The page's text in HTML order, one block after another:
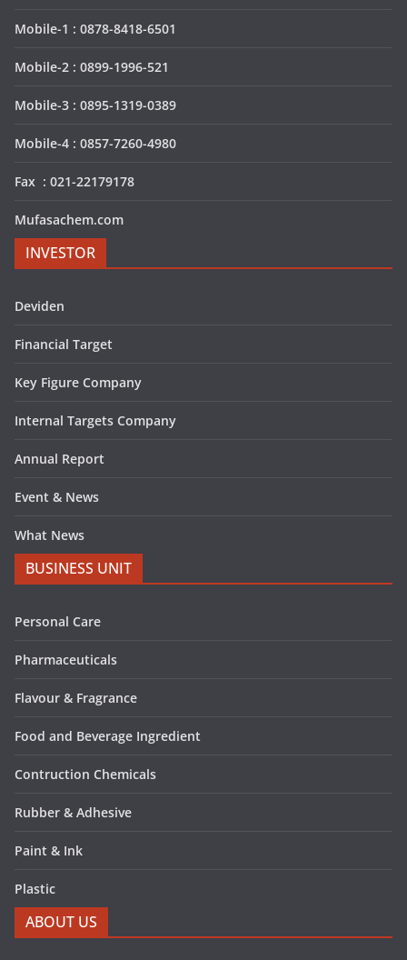
Mobile-1 : 0878-8418-6501
Mobile-2 : 0899-1996-521
Mobile-3 : 0895-1319-0389
Mobile-4 : 0857-7260-4980
Fax : 021-22179178
Mufasachem.com
INVESTOR
Deviden
Financial Target
Key Figure Company
Internal Targets Company
Annual Report
Event & News
What News
BUSINESS UNIT
Personal Care
Pharmaceuticals
Flavour & Fragrance
Food and Beverage Ingredient
Contruction Chemicals
Rubber & Adhesive
Paint & Ink
Plastic
ABOUT US